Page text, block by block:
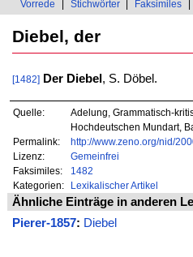
Vorrede Stichwörter Faksimiles
Diebel, der
[1482] Der Diebel , S. Döbel.
Quelle:
Adelung, Grammatisch-
Hochdeutschen Mundart,
Permalink:
http://www.zeno.org/nid/
Lizenz:
Gemeinfrei
Faksimiles:
1482
Kategorien:
Lexikalischer Artikel
Ähnliche Einträge in anderen
Pierer-1857: Diebel